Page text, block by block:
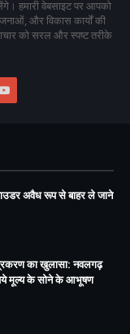
हमारी वेबसाइट पर आपको
और विकास कार्यों की
को सरल और स्पष्ट तरीके
अवैध रूप से बाहर ले जाने
का खुलासा: नवलगढ़
मूल्य के सोने के आभूषण